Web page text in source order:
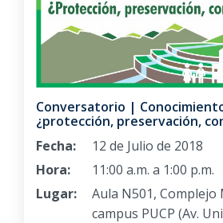
Conversatorio |
¿protección, preservación,
Fecha:
12 de Julio de 2018
Hora:
11:00 a.m. a 1:00 p.m.
Lugar:
Aula N501, Complejo
campus PUCP (Av.